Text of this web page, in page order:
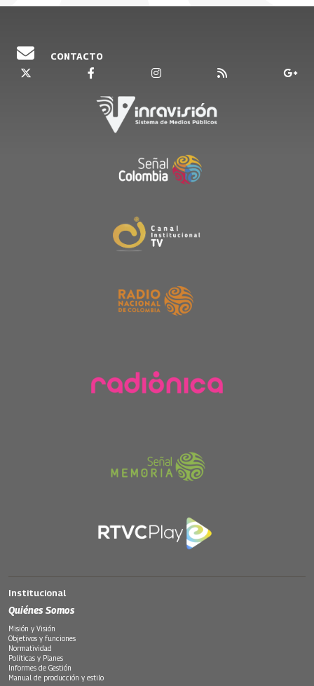
CONTACTO
Institucional
Quiénes Somos
Misión y Visión
Objetivos y funciones
Normatividad
Políticas y Planes
Informes de Gestión
Manual de producción y estilo